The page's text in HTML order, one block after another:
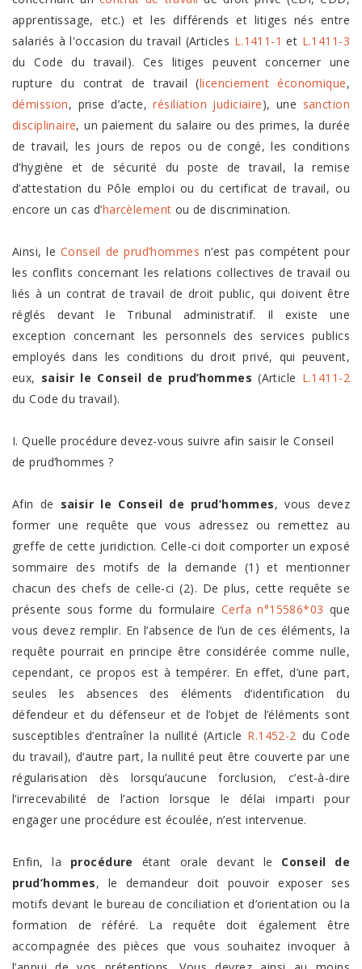
apprentissage, etc.) et les différends et litiges nés entre
salariés à l'occasion du travail (Articles L.1411-1 et L.1411-3
du Code du travail). Ces litiges peuvent concerner une
rupture du contrat de travail (licenciement économique,
démission, prise d’acte,résiliation judiciaire), une sanction
disciplinaire, un paiement du salaire ou des primes, la durée
de travail, les jours de repos ou de congé, les conditions
d’hygiène et de sécurité du poste de travail, la remise
d’attestation du Pôle emploi ou du certificat de travail, ou
encore un cas d’harcèlement ou de discrimination.
Ainsi, le Conseil de prud’hommes n’est pas compétent pour
les conflits concernant les relations collectives de travail ou
liés à un contrat de travail de droit public, qui doivent être
réglés devant le Tribunal administratif. Il existe une
exception concernant les personnels des services publics
employés dans les conditions du droit privé, qui peuvent,
eux, saisir le Conseil de prud’hommes (Article L.1411-2
du Code du travail).
I. Quelle procédure devez-vous suivre afin saisir le Conseil
de prud’hommes ?
Afin de saisir le Conseil de prud’hommes, vous devez
former une requête que vous adressez ou remettez au
greffe de cette juridiction. Celle-ci doit comporter un exposé
sommaire des motifs de la demande (1) et mentionner
chacun des chefs de celle-ci (2). De plus, cette requête se
présente sous forme du formulaireCerfa n°15586*03 que
vous devez remplir. En l’absence de l’un de ces éléments, la
requête pourrait en principe être considérée comme nulle,
cependant, ce propos est à tempérer. En effet, d’une part,
seules les absences des éléments d’identification du
défendeur et du défenseur et de l’objet de l’éléments sont
susceptibles d’entraîner la nullité (Article R.1452-2 du Code
du travail), d’autre part, la nullité peut être couverte par une
régularisation dès lorsqu’aucune forclusion, c’est-à-dire
l’irrecevabilité de l’action lorsque le délai imparti pour
engager une procédure est écoulée, n’est intervenue.
Enfin, la procédure étant orale devant le Conseil de
prud’hommes, le demandeur doit pouvoir exposer ses
motifs devant le bureau de conciliation et d’orientation ou la
formation de référé. La requête doit également être
accompagnée des pièces que vous souhaitez invoquer à